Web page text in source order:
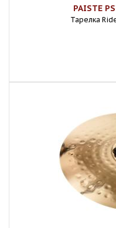
PAISTE
Тарелка